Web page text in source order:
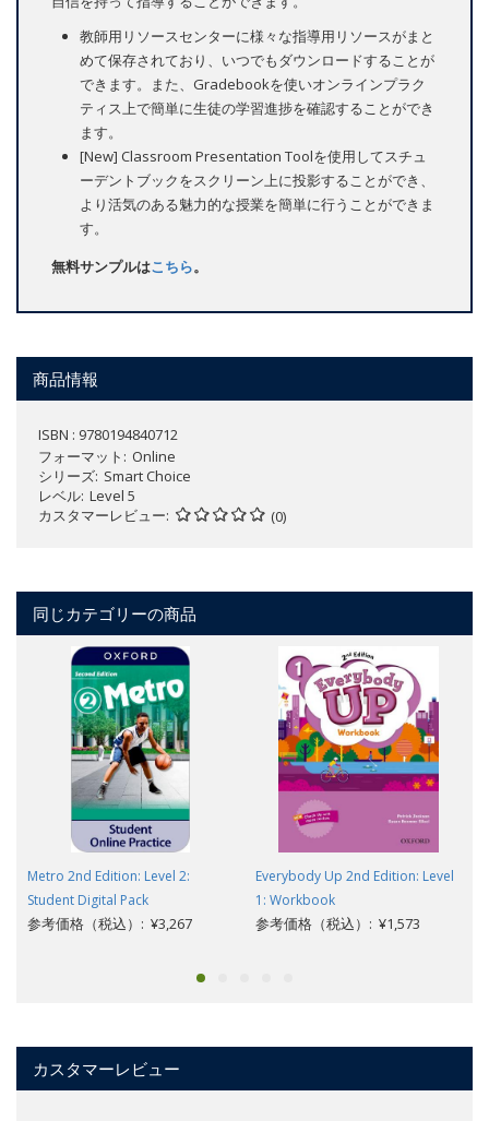
教師用リソースセンターに様々な指導用リソースがまと
めて保存されており、いつでもダウンロードすることが
できます。また、Gradebookを使いオンラインプラク
ティス上で簡単に生徒の学習進捗を確認することができ
ます。
[New] Classroom Presentation Toolを使用してスチュ
ーデントブックをスクリーン上に投影することができ、
より活気のある魅力的な授業を簡単に行うことができま
す。
無料サンプルはこちら。
商品情報
ISBN : 9780194840712
フォーマット
Online
シリーズ Smart Choice
レベル Level 5
カスタマーレビュー
(0)
同じカテゴリーの商品
Metro 2nd Edition: Level 2:
Student Digital Pack
参考価格（税込）: ¥3,267
Everybody Up 2nd Edition: Level
1: Workbook
参考価格（税込）: ¥1,573
カスタマーレビュー